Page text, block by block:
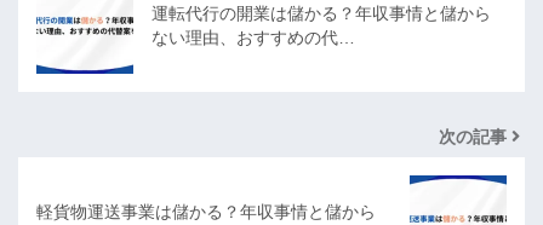
運転代行の開業は儲かる？年収事情と儲から
ない理由、おすすめの代…
次の記事
軽貨物運送事業は儲かる？年収事情と儲から